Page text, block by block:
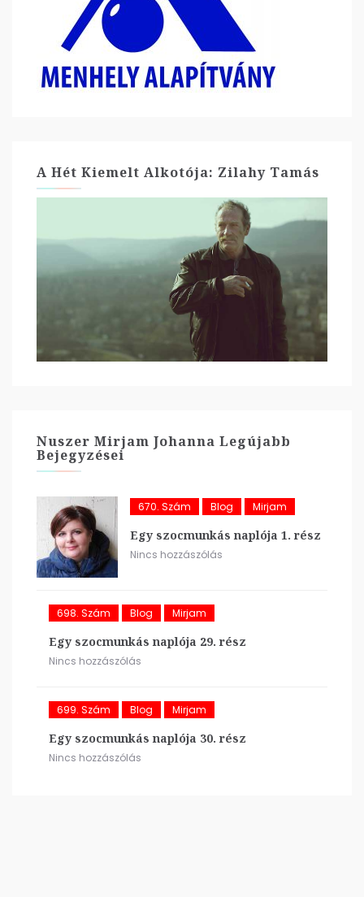
A Hét Kiemelt Alkotója: Zilahy Tamás
Nuszer Mirjam Johanna Legújabb
Bejegyzései
670. Szám Blog Mirjam
Egy szocmunkás naplója 1. rész
Nincs hozzászólás
698. Szám Blog Mirjam
Egy szocmunkás naplója 29. rész
Nincs hozzászólás
699. Szám Blog Mirjam
Egy szocmunkás naplója 30. rész
Nincs hozzászólás